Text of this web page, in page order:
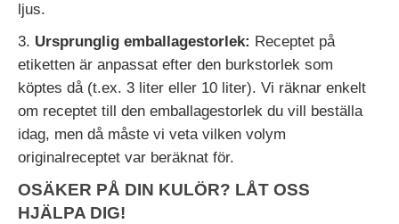
ljus.
3. Ursprunglig emballagestorlek: Receptet på
etiketten är anpassat efter den burkstorlek som
köptes då (t.ex. 3 liter eller 10 liter). Vi räknar enkelt
om receptet till den emballagestorlek du vill beställa
idag, men då måste vi veta vilken volym
originalreceptet var beräknat för.
OSÄKER PÅ DIN KULÖR? LÅT OSS
HJÄLPA DIG!